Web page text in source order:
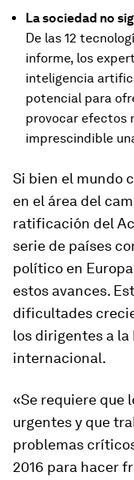
La sociedad no
De las 12
informe, los
inteligencia
potencial para
provocar efectos
imprescindible
Si bien el mundo
en el área del
ratificación del
serie de países
político en
estos avances.
dificultades
los dirigentes a la
internacional.
«Se requiere que
urgentes y que
problemas
2016 para hacer